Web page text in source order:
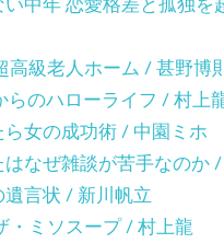
高級老人ホーム / 甚野博
らのハローライフ / 村上
ら女の成功術 / 中園ミホ
はなぜ雑談が苦手なのか
遺言状 / 新川帆立
・ミソスープ / 村上龍